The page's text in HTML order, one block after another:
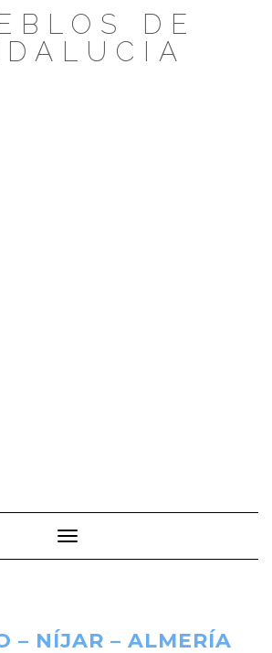
DE
Cambiar modo de navegación
– NÍJAR – ALMERÍA